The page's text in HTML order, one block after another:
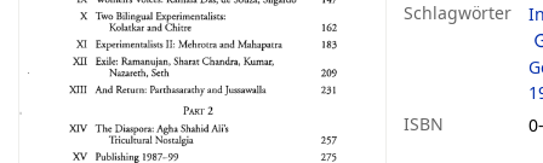
Schlagwörter
ISBN